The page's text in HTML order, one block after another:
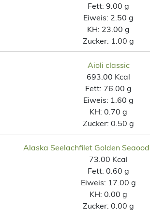
Fett: 9.00 g
Eiweis: 2.50 g
KH: 23.00 g
Zucker: 1.00 g
Aioli classic
693.00 Kcal
Fett: 76.00 g
Eiweis: 1.60 g
KH: 0.70 g
Zucker: 0.50 g
Alaska Seelachfilet Golden
73.00 Kcal
Fett: 0.60 g
Eiweis: 17.00 g
KH: 0.00 g
Zucker: 0.00 g